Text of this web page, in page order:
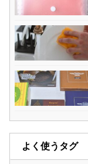
よく使うタグ